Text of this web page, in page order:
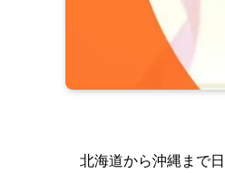
北海道から沖縄まで